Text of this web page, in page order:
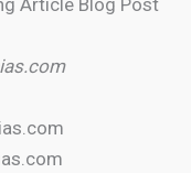
Article Blog Post